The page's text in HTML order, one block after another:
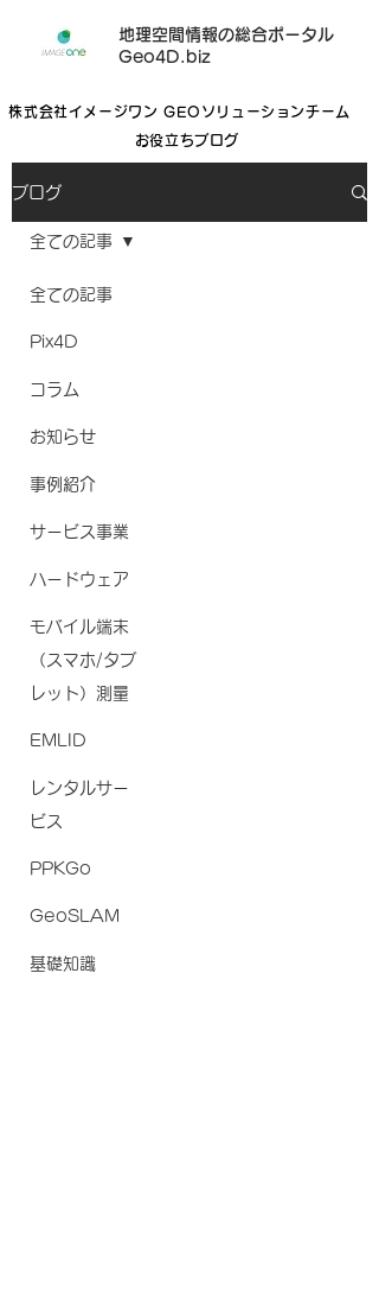
地理空間情報の総合ポータル
Geo4D.biz
株式会社イメージワン GEOソリューションチーム
お役立ちブログ
ブログ
全ての記事
Pix4D
コラム
お知らせ
事例紹介
サービス事業
ハードウェア
モバイル端末
（スマホ/タブ
レット）測量
EMLID
レンタルサー
ビス
PPKGo
GeoSLAM
基礎知識
全ての記事